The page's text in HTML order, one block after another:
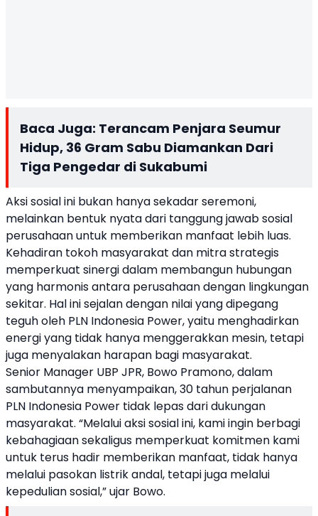
Baca Juga: Terancam Penjara Seumur
Hidup, 36 Gram Sabu Diamankan Dari
Tiga Pengedar di Sukabumi
Aksi sosial ini bukan hanya sekadar seremoni,
melainkan bentuk nyata dari tanggung jawab sosial
perusahaan untuk memberikan manfaat lebih luas.
Kehadiran tokoh masyarakat dan mitra strategis
memperkuat sinergi dalam membangun hubungan
yang harmonis antara perusahaan dengan lingkungan
sekitar. Hal ini sejalan dengan nilai yang dipegang
teguh oleh PLN Indonesia Power, yaitu menghadirkan
energi yang tidak hanya menggerakkan mesin, tetapi
juga menyalakan harapan bagi masyarakat.
Senior Manager UBP JPR, Bowo Pramono, dalam
sambutannya menyampaikan, 30 tahun perjalanan
PLN Indonesia Power tidak lepas dari dukungan
masyarakat. “Melalui aksi sosial ini, kami ingin berbagi
kebahagiaan sekaligus memperkuat komitmen kami
untuk terus hadir memberikan manfaat, tidak hanya
melalui pasokan listrik andal, tetapi juga melalui
kepedulian sosial,” ujar Bowo.